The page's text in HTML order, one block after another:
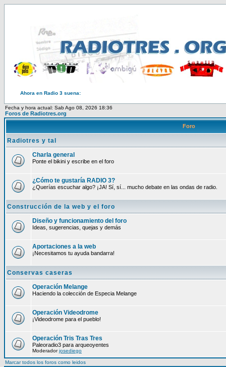
Ahora en Radio 3 suena:
Fecha y hora actual: Sab Ago 08, 2026 18:36
Foros de Radiotres.org
Foro
Radiotres y tal
Charla general
Ponte el bikini y escribe en el foro
¿Cómo te gustaría RADIO 3?
¿Querías escuchar algo? ¡JA! Sí, sí... mucho debate en las ondas de radio.
Construcción de la web y el foro
Diseño y funcionamiento del foro
Ideas, sugerencias, quejas y demás
Aportaciones a la web
¡Necesitamos tu ayuda bandarra!
Conservas caseras
Operación Melange
Haciendo la colección de Especia Melange
Operación Videodrome
¡Videodrome para el pueblo!
Operación Tris Tras Tres
Paleoradio3 para arqueoyentes
Moderadorjosediego
Marcar todos los foros como leidos